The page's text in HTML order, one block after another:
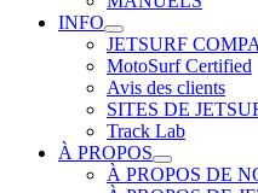
INFO
JETSURF
MotoSurf Certified
Avis des clients
SITES DE
Track Lab
À PROPOS
À PROPOS DE